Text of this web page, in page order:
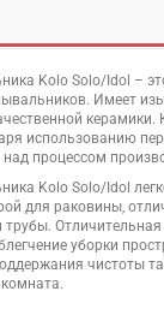
Kolo Solo/Idol –
Имеет
использованию
процессом
Kolo Solo/Idol
для раковины,
трубы. Отличительная
уборки
чистоты